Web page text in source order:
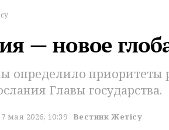
— новое
определило приоритеты
Главы государства.
7 мая 2026, 10:39 Вестник Жетісу